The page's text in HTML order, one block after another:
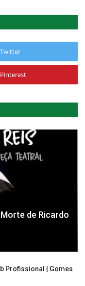
Twitter
Pinterest
de Ricardo
Profissional | Gomes